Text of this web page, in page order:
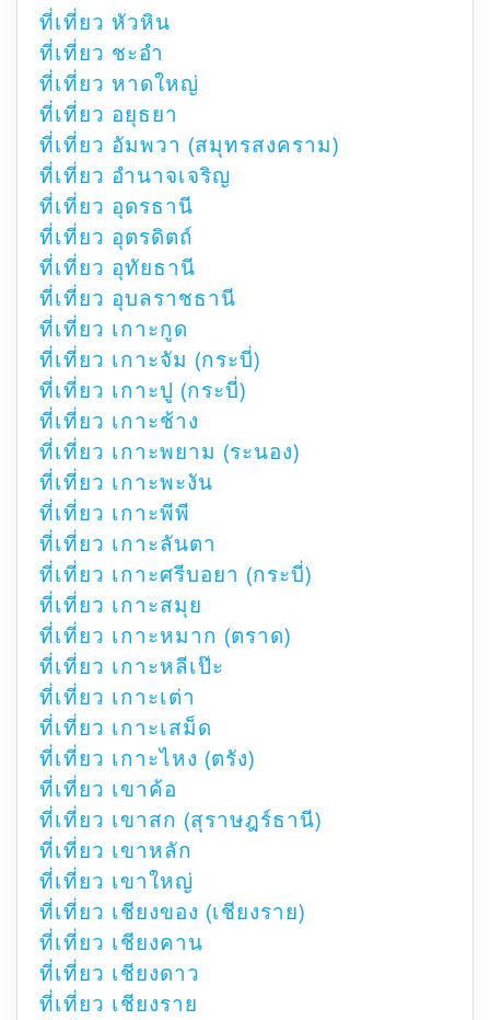
ที่เที่ยว หัวหิน
ที่เที่ยว ชะอำ
ที่เที่ยว หาดใหญ่
ที่เที่ยว อยุธยา
ที่เที่ยว อัมพวา (สมุทรสงคราม)
ที่เที่ยว อำนาจเจริญ
ที่เที่ยว อุดรธานี
ที่เที่ยว อุตรดิตถ์
ที่เที่ยว อุทัยธานี
ที่เที่ยว อุบลราชธานี
ที่เที่ยว เกาะกูด
ที่เที่ยว เกาะจัม (กระบี่)
ที่เที่ยว เกาะปู (กระบี่)
ที่เที่ยว เกาะช้าง
ที่เที่ยว เกาะพยาม (ระนอง)
ที่เที่ยว เกาะพะงัน
ที่เที่ยว เกาะพีพี
ที่เที่ยว เกาะลันตา
ที่เที่ยว เกาะศรีบอยา (กระบี่)
ที่เที่ยว เกาะสมุย
ที่เที่ยว เกาะหมาก (ตราด)
ที่เที่ยว เกาะหลีเป๊ะ
ที่เที่ยว เกาะเต่า
ที่เที่ยว เกาะเสม็ด
ที่เที่ยว เกาะไหง (ตรัง)
ที่เที่ยว เขาค้อ
ที่เที่ยว เขาสก (สุราษฎร์ธานี)
ที่เที่ยว เขาหลัก
ที่เที่ยว เขาใหญ่
ที่เที่ยว เชียงของ (เชียงราย)
ที่เที่ยว เชียงคาน
ที่เที่ยว เชียงดาว
ที่เที่ยว เชียงราย